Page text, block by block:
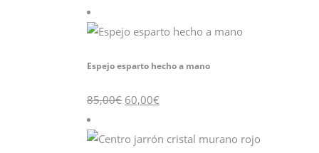
120,00€.70,00€.
Espejo esparto hecho a mano
85,00€ El
precio
85,00€.
60,00€precio
60,00€.